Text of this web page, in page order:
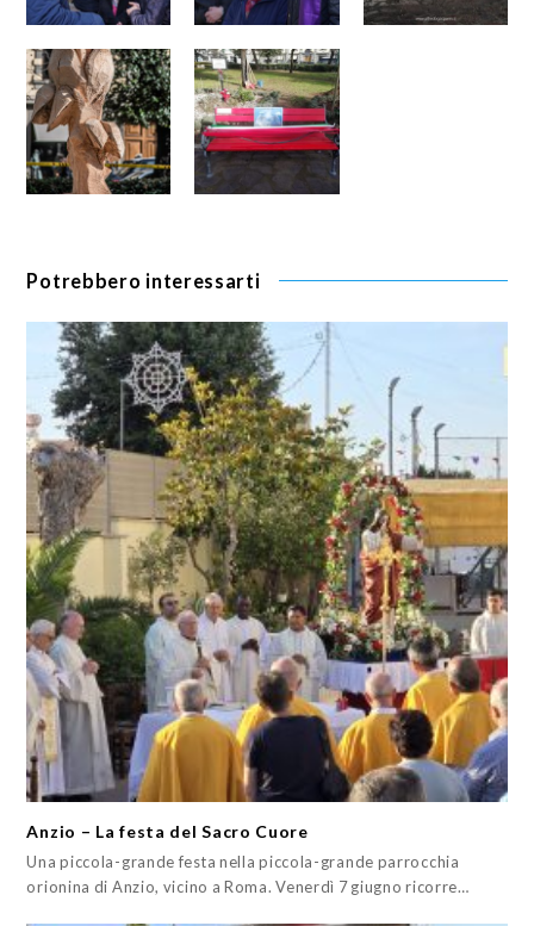
Potrebbero interessarti
Anzio – La festa del Sacro Cuore
Una piccola-grande festa nella piccola-grande parrocchia
orionina di Anzio, vicino a Roma. Venerdì 7 giugno ricorre…